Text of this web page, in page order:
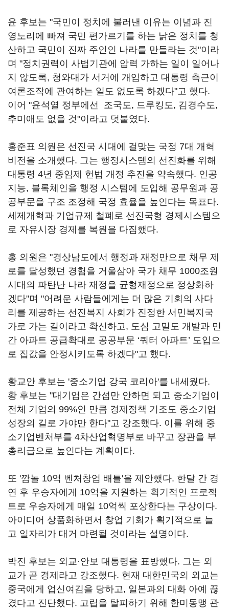
윤 후보는 "국민이 정치에 불러낸 이유는 이념과 진
영노리에 빠져 국민 편가르기를 하는 낡은 정치를 청
산하고 국민이 진짜 주인인 나라를 만들라는 것"이라
며 "정치권력이 사법기관에 압력 가하는 일이 일어나
지 않도록, 청와대가 서거에 개입하고 대통령 측근이
여론조작에 관여하는 일도 없도록 하겠다"고 했다.
이어 "윤석열 정부에선 조국도, 드루킹도, 김경수도,
추미애도 없을 것"이라고 덧붙였다.
홍준표 의원은 선진국 시대에 걸맞는 국정 7대 개혁
비전을 소개했다. 그는 행정시스템의 선진화를 위해
대통령 4년 중임제 헌법 개정 추진을 약속했다. 인공
지능, 블록체인을 행정 시스템에 도입해 공무원과 공
공부문을 구조 조정해 국정 효율을 높인다는 목표다.
세제개혁과 기업규제 철폐로 선진국형 경제시스템으
로 자유시장 경제를 복원을 다짐했다.
홍 의원은 "경상남도에서 행정과 재정만으로 채무 제
로를 달성했던 경험을 거울삼아 국가 채무 1000조원
시대의 파탄난 나라 재정을 균형재정으로 정상화하
겠다"며 "어려운 사람들에게는 더 많은 기회의 사다
리를 제공하는 선진복지 사회가 진정한 서민복지국
가로 가는 길이라고 확신하고, 도심 고밀도 개발과 민
간 아파트 공급확대로 공공부문 ‘쿼터 아파트’ 도입으
로 집값을 안정시키도록 하겠다"고 했다.
황교안 후보는 '중소기업 강국 코리아'를 내세웠다.
황 후보는 "대기업은 간섭만 안하면 되고 중소기업이
전체 기업의 99%인 만큼 경제정책 기조도 중소기업
성장의 길로 가야만 한다"고 강조했다. 이를 위해 중
소기업벤처부를 4차산업혁명부로 바꾸고 장관을 부
총리급으로 높인다는 계획이다.
또 '깜놀 10억 벤처창업 배틀'을 제안했다. 한달 간 경
연 후 우승자에게 10억을 지원하는 획기적인 프로젝
트로 우승자에게 매일 10억씩 포상한다는 구상이다.
아이디어 상품화하면서 창업 기회가 획기적으로 늘
고 일자리가 대거 마련될 것이라는 설명이다.
박진 후보는 외교·안보 대통령을 표방했다. 그는 외
교가 곧 경제라고 강조했다. 현재 대한민국의 외교는
중국에게 업신여김을 당하고, 일본과의 대화 아예 끊
겼다고 진단했다. 고립을 탈피하기 위해 한미동맹 관